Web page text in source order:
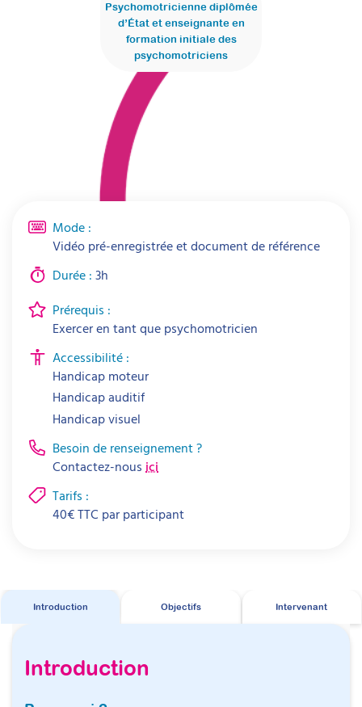
Psychomotricienne diplômée
d’État et enseignante en
formation initiale des
psychomotriciens
Mode :
Vidéo pré-enregistrée et document de référence
Durée : 3h
Prérequis :
Exercer en tant que psychomotricien
Accessibilité :
Handicap moteur
Handicap auditif
Handicap visuel
Besoin de renseignement ?
Contactez-nous ici
Tarifs :
40€TTC par participant
Introduction Objectifs Intervenant
Introduction